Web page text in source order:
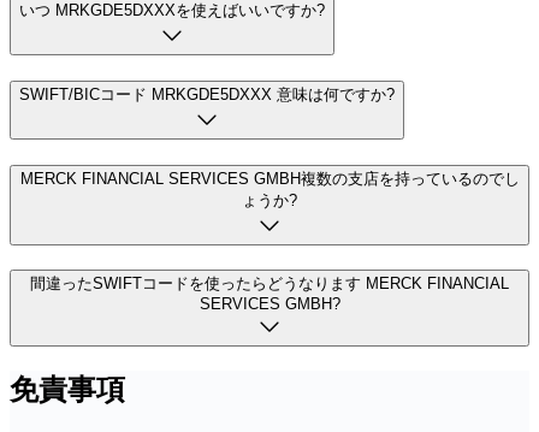
いつ MRKGDE5DXXXを使えばいいですか?
SWIFT/BICコード MRKGDE5DXXX 意味は何ですか?
MERCK FINANCIAL SERVICES GMBH複数の支店を持っているのでし
ょうか?
間違ったSWIFTコードを使ったらどうなります MERCK FINANCIAL
SERVICES GMBH?
免責事項